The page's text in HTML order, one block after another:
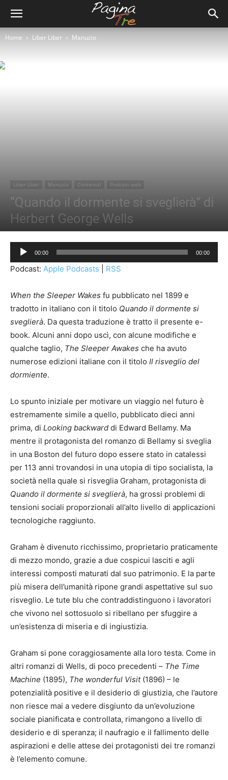
Home Liber Liber Manuzio
Liber Liber Manuzio Contenuti Podcast web
“Quando il dormente si sveglierà” di
Herbert George Wells
Audio
Player
00:00 00:00
Podcast: Apple Podcasts RSS
When the Sleeper Wakes fu pubblicato nel 1899 e
tradotto in italiano con il titolo Quando il dormente si
sveglierà. Da questa traduzione è tratto il presente e-
book. Alcuni anni dopo uscì, con alcune modifiche e
qualche taglio, The Sleeper Awakes che ha avuto
numerose edizioni italiane con il titolo Il risveglio del
dormiente.
Lo spunto iniziale per motivare un viaggio nel futuro è
estremamente simile a quello, pubblicato dieci anni
prima, di Looking backward di Edward Bellamy. Ma
mentre il protagonista del romanzo di Bellamy si sveglia
in una Boston del futuro dopo essere stato in catalessi
per 113 anni trovandosi in una utopia di tipo socialista, la
società nella quale si risveglia Graham, protagonista di
Quando il dormente si sveglierà, ha grossi problemi di
tensioni sociali proporzionali all’alto livello di applicazioni
tecnologiche raggiunto.
Graham è divenuto ricchissimo, proprietario praticamente
di mezzo mondo, grazie a due cospicui lasciti e agli
interessi composti maturati dal suo patrimonio. E la parte
più misera dell’umanità ripone grandi aspettative sul suo
risveglio. Le tute blu che contraddistinguono i lavoratori
che vivono nel sottosuolo si ribellano per sfuggire a
un’esistenza di miseria e di ingiustizia.
Graham si pone coraggiosamente alla loro testa. Come in
altri romanzi di Wells, di poco precedenti – The Time
Machine (1895), The wonderful Visit(1896) – le
potenzialità positive e il desiderio di giustizia, che l’autore
non riesce mai a vedere disgiunto da un’evoluzione
sociale pianificata e controllata, rimangono a livello di
desiderio e di speranza; il naufragio e il fallimento delle
aspirazioni e delle attese dei protagonisti dei tre romanzi
è l’elemento comune.